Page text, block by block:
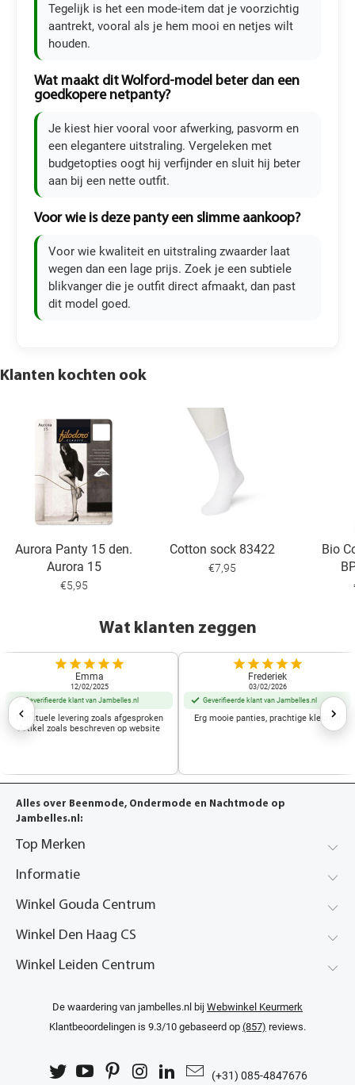
Tegelijk is het een mode-item dat je voorzichtig
aantrekt, vooral als je hem mooi en netjes wilt
houden.
Wat maakt dit Wolford-model beter dan een
goedkopere netpanty?
Je kiest hier vooral voor afwerking, pasvorm en
een elegantere uitstraling. Vergeleken met
budgetopties oogt hij verfijnder en sluit hij beter
aan bij een nette outfit.
Voor wie is deze panty een slimme aankoop?
Voor wie kwaliteit en uitstraling zwaarder laat
wegen dan een lage prijs. Zoek je een subtiele
blikvanger die je outfit direct afmaakt, dan past
dit model goed.
Klanten kochten ook
Aurora Panty 15 den.
Aurora 15
€5,95
Cotton sock 83422
€7,95
Bio
Wat klanten zeggen
Emma
12/02/2025
Geverifieerde klant van Jambelles.nl
Punctuele levering zoals afgesproken
Artikel zoals beschreven op website
Frederiek
03/02/2026
Geverifieerde klant van Jambelles.nl
Erg mooie panties, prachtige kleuren!
Alles over Beenmode, Ondermode en Nachtmode op
Jambelles.nl:
Top Merken
Informatie
Winkel Gouda Centrum
Winkel Den Haag CS
Winkel Leiden Centrum
De waardering van jambelles.nl bij Webwinkel Keurmerk
Klantbeoordelingen is 9.3/10 gebaseerd op (857) reviews.
(+31) 085-4847676